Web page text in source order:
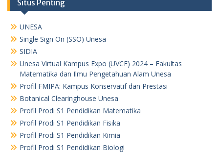
Situs Penting
UNESA
Single Sign On (SSO) Unesa
SIDIA
Unesa Virtual Kampus Expo (UVCE) 2024 – Fakultas
Matematika dan Ilmu Pengetahuan Alam Unesa
Profil FMIPA: Kampus Konservatif dan Prestasi
Botanical Clearinghouse Unesa
Profil Prodi S1 Pendidikan Matematika
Profil Prodi S1 Pendidikan Fisika
Profil Prodi S1 Pendidikan Kimia
Profil Prodi S1 Pendidikan Biologi